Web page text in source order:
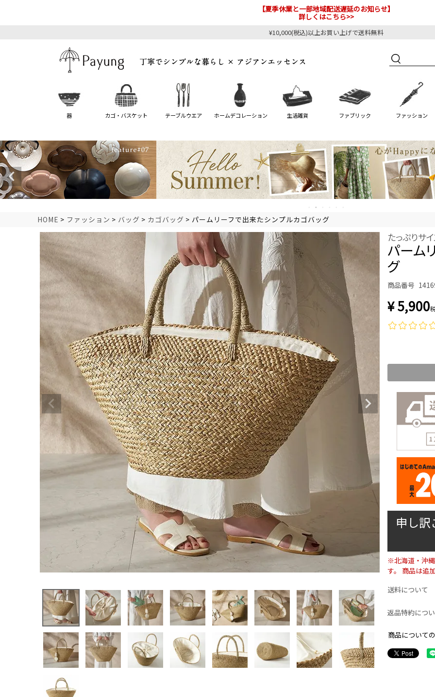
【夏季休業と一部地域配送遅延のお知らせ】
詳しくはこちら>>
¥10,000(税込)以上お買い上げで送料無料
器 カゴ・バスケット テーブルウエア ホームデコレーション 生活雑貨 ファブリック ファッション
HOME ファッション バッグ カゴバッグ パームリーフで出来たシンプルカゴバッグ
たっぷりサ
パーム
グ
商品番号
¥5,900
申し
※北海道・沖
す。 商品は追
送料について
返品特約につ
商品について